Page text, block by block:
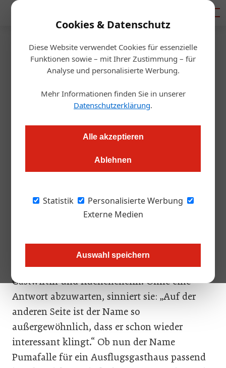
Cookies & Datenschutz
Diese Website verwendet Cookies für essenzielle
Funktionen sowie – mit Ihrer Zustimmung – für
Analyse und personalisierte Werbung.
Mehr Informationen finden Sie in unserer
Datenschutzerklärung.
Alle akzeptieren
Ablehnen
Statistik
Personalisierte Werbung
Externe Medien
Auswahl speichern
Startseite/Gastro & Hotel
Küche wie bei Mama
Redaktion.OEGZ 03.09.2014, 00:00 Uhr
Die Pumafalle ist ein klassisches Ausflugsgasthaus – mit einer
noch. So lange betreiben sie und ihr Mann
Harald die Pumafalle in Trins im Tiroler
hereinkommen, wenn Sie den Namen
draußen lesen?“, fragt die 54-jährige
Gastwirtin und Küchenchefin. Ohne eine
Antwort abzuwarten, sinniert sie: „Auf der
anderen Seite ist der Name so
außergewöhnlich, dass er schon wieder
interessant klingt.“ Ob nun der Name
Pumafalle für ein Ausflugsgasthaus passend